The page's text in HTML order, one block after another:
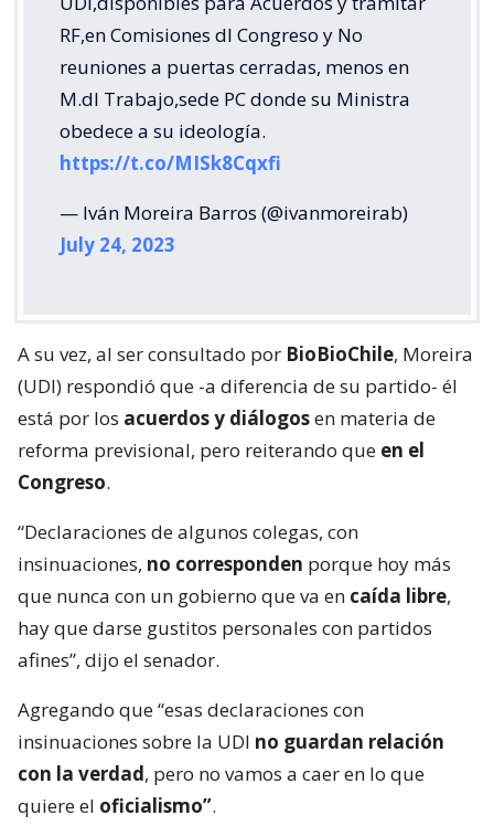
RF,en Comisiones dl Congreso y No
reuniones a puertas cerradas, menos en
M.dl Trabajo,sede PC donde su Ministra
obedece a su ideología.
https://t.co/MISk8Cqxfi
— Iván Moreira Barros (@ivanmoreirab)
July 24, 2023
A su vez, al ser consultado por BioBioChile, Moreira
(UDI) respondió que -a diferencia de su partido- él
está por los acuerdos y diálogosen materia de
reforma previsional, pero reiterando que en el
Congreso.
“Declaraciones de algunos colegas, con
insinuaciones, no corresponden porque hoy más
que nunca con un gobierno que va en caída libre,
hay que darse gustitos personales con partidos
afines”, dijo el senador.
Agregando que “esas declaraciones con
insinuaciones sobre la UDI no guardan relación
con la verdad, pero no vamos a caer en lo que
quiere el oficialismo”.